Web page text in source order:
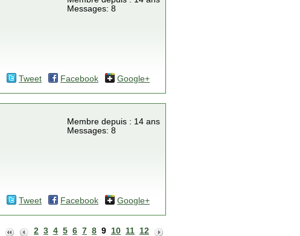
Messages: 8
Tweet Facebook Google+
Membre depuis : 14 ans
Messages: 8
Tweet Facebook Google+
2 3 4 5 6 7 8 9 10 11 12